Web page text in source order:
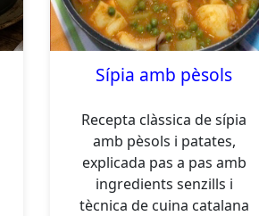
Sípia amb pèsols
Recepta clàssica de sípia
amb pèsols i patates,
explicada pas a pas amb
ingredients senzills i
tècnica de cuina catalana